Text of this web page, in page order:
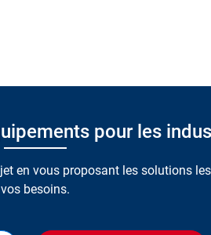
pour les
en vous proposant les solutions
vos besoins.